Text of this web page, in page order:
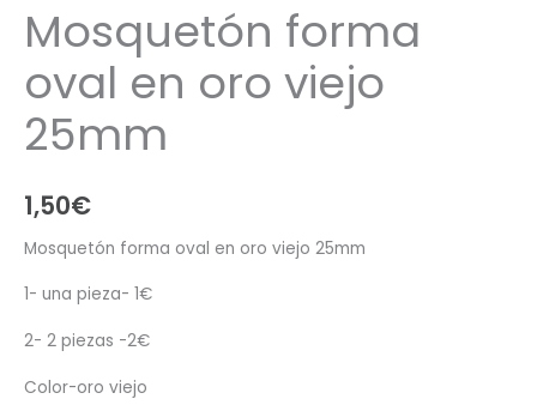
Mosquetón forma
oval en oro viejo
25mm
1,50€
Mosquetón forma oval en oro viejo 25mm
1- una pieza- 1€
2- 2 piezas -2€
Color-oro viejo